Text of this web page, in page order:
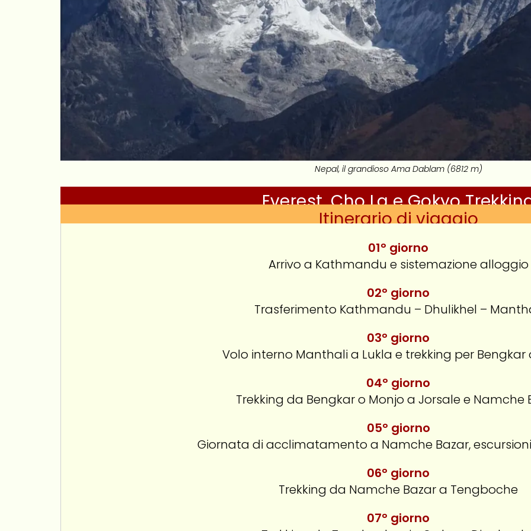
Nepal, il grandioso Ama Dablam (6812 m)
Everest, Cho La e Gokyo
Itinerario di viaggio
01° giorno
Arrivo a Kathmandu e sistemazione alloggio
02° giorno
Trasferimento Kathmandu – Dhulikhel –
03° giorno
Volo interno Manthali a Lukla e trekking per Bengkar
04° giorno
Trekking da Bengkar o Monjo a Jorsale e Namche
05° giorno
Giornata di acclimatamento a Namche Bazar,
06° giorno
Trekking da Namche Bazar a Tengboche
07° giorno